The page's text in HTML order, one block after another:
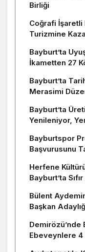
Birliği
Coğrafi İşaretli
Turizmine
Bayburt’ta
İkametten 27
Bayburt’ta
Merasimi
Bayburt’ta
Yenileniyor,
Bayburtspor
Başvurusunu
Herfene
Bayburt’ta
Bülent
Başkan
Demirözü’nde
Ebeveynlere 4